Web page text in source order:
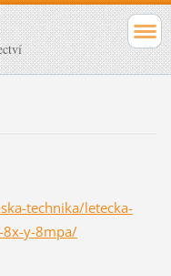
technika/letecka-
y-8mpa/